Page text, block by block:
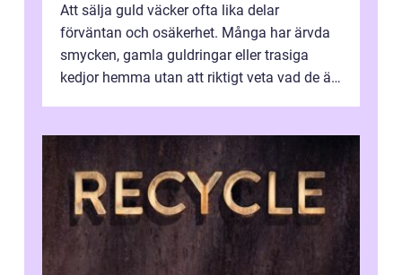
Att sälja guld väcker ofta lika delar
förväntan och osäkerhet. Många har ärvda
smycken, gamla guldringar eller trasiga
kedjor hemma utan att riktigt veta vad de är